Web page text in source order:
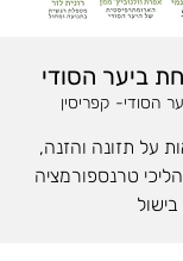
ביער הסודי
הסודי- קפריסין
טרנספורמציה